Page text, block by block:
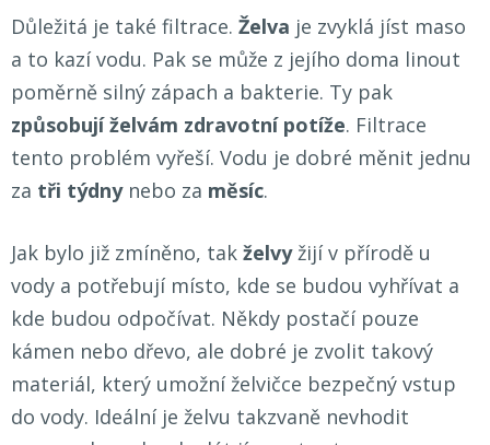
Důležitá je také filtrace. Želva je zvyklá jíst maso
a to kazí vodu. Pak se může z jejího doma linout
poměrně silný zápach a bakterie. Ty pak
způsobují želvám zdravotní potíže. Filtrace
tento problém vyřeší. Vodu je dobré měnit jednu
za tři týdnynebo za měsíc.
Jak bylo již zmíněno, tak želvyžijí v přírodě u
vody a potřebují místo, kde se budou vyhřívat a
kde budou odpočívat. Někdy postačí pouze
kámen nebo dřevo, ale dobré je zvolit takový
materiál, který umožní želvičce bezpečný vstup
do vody. Ideální je želvu takzvaně nevhodit